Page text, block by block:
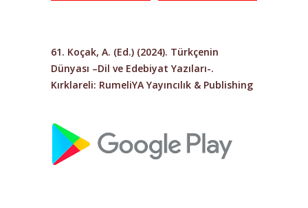
61. Koçak, A. (Ed.) (2024). Türkçenin
Dünyası –Dil ve Edebiyat Yazıları-.
Kırklareli: RumeliYA Yayıncılık & Publishing